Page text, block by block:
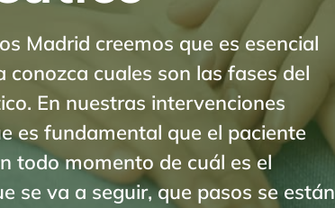
Madrid creemos que es esencial
conozca cuales son las fases del
En nuestras intervenciones
es fundamental que el paciente
todo momento de cuál es el
se va a seguir, que pasos se están